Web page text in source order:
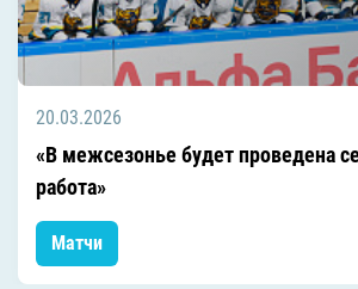
20.03.2026
«В межсезонье будет проведена
работа»
Матчи